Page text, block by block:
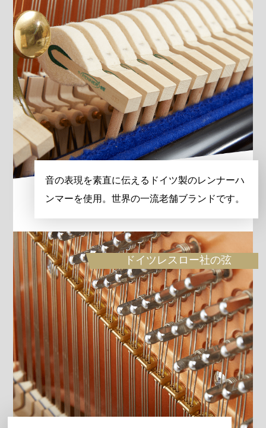
音の表現を素直に伝えるドイツ製のレンナーハ
ンマーを使用。世界の一流老舗ブランドです。
ドイツレスロー社の弦